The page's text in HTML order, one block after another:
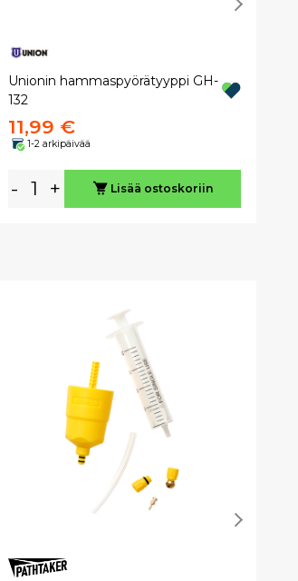
Unionin hammaspyörätyyppi GH-
132
11,99 €
1-2 arkipäivää
- + Lisää ostoskoriin